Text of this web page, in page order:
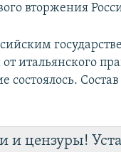
вторжения
итальянского
и цензуры!